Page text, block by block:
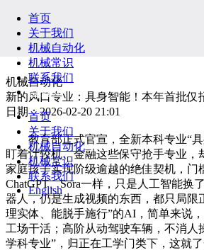
首页
关于我们
机械自动化
机械常识
联系我们
English
首页
关于我们
机械自动化
机械常识
联系我们
English
机械自动化
新的风口专业：具身智能！本年首批仅
日期：2026-02-20 21:01
教育部正式官宣，全新本科专业“具
盯着计较机、金融这些保守抢手专业
家庭孩子实现阶级逾越的绝佳契机，门
ChatGPT、Sora一样，只是人工智能
器人，仍是生成视频的东西，都只局限
理实体、能脱手施行”的AI，简单来说
工场干活；高阶从动驾驶车辆，不消
学科专业”，归正在工学门类下，这就